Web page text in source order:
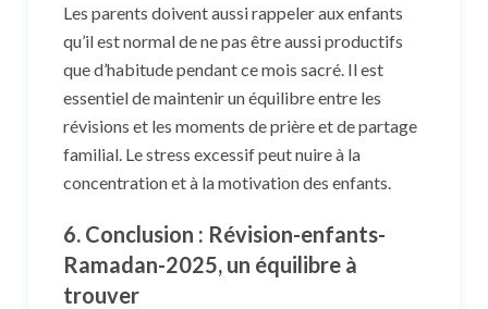
Les parents doivent aussi rappeler aux enfants
qu’il est normal de ne pas être aussi productifs
que d’habitude pendant ce mois sacré. Il est
essentiel de maintenir un équilibre entre les
révisions et les moments de prière et de partage
familial. Le stress excessif peut nuire à la
concentration et à la motivation des enfants.
6. Conclusion : Révision-enfants-
Ramadan-2025, un équilibre à
trouver